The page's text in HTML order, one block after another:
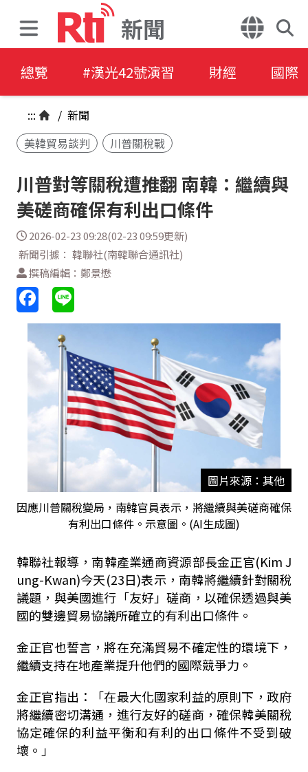
新聞
總覽 #漢光42號演習 財經 國際
::: / 新聞
美韓貿易談判
川普關稅戰
川普對等關稅遭推翻 南韓：繼續與
美磋商確保有利出口條件
2026-02-23 09:28(02-23 09:59更新)
新聞引據： 韓聯社(南韓聯合通訊社)
撰稿編輯：鄭景懋
圖片來源：其他
因應川普關稅變局，南韓官員表示，將繼續與美磋商確保
有利出口條件。示意圖。(AI生成圖)
韓聯社報導，南韓產業通商資源部長金正官(Kim J
ung-Kwan)今天(23日)表示，南韓將繼續針對關稅
議題，與美國進行「友好」磋商，以確保透過與美
國的雙邊貿易協議所確立的有利出口條件。
金正官也誓言，將在充滿貿易不確定性的環境下，
繼續支持在地產業提升他們的國際競爭力。
金正官指出：「在最大化國家利益的原則下，政府
將繼續密切溝通，進行友好的磋商，確保韓美關稅
協定確保的利益平衡和有利的出口條件不受到破
壞。」